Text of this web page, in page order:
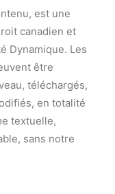
est une
canadien et
Dynamique. Les
être
téléchargés,
en totalité
textuelle,
sans notre